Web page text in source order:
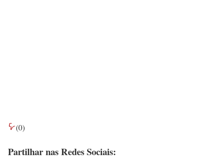
(0)
Partilhar nas Redes Sociais: